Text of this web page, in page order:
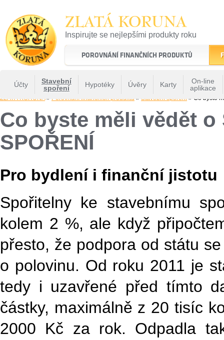
ZLATÁ KORUNA
Inspirujte se nejlepšími produkty roku
22 let tradice a kvality na finančním trhu
POROVNÁNÍ FINANČNÍCH PRODUKTŮ
Účty
Stavební
spoření
Hypotéky Úvěry Karty
On-line
aplikace
ZLATÁ KORUNA» Porovnání finančních produktů » Stavební spoření » Co byste
Co byste měli vědět o
SPOŘENÍ
Pro bydlení i finanční jistotu
Spořitelny ke stavebnímu
kolem 2 %, ale když
přesto, že podpora od státu
o polovinu. Od roku 2011 je
tedy i uzavřené před tímto
částky, maximálně z 20 tisíc
2000 Kč za rok. Odpadla